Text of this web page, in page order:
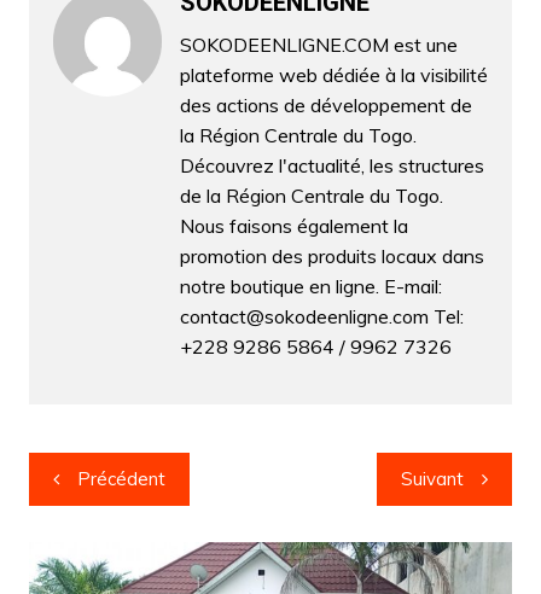
b
o
o
A
p
p
dI
n
e
n
g
er
a
m
g
er
SOKODEENLIGNE.COM est une
plateforme web dédiée à la visibilité
des actions de développement de
la Région Centrale du Togo.
Découvrez l'actualité, les structures
de la Région Centrale du Togo.
Nous faisons également la
promotion des produits locaux dans
notre boutique en ligne. E-mail:
contact@sokodeenligne.com Tel:
+228 9286 5864 / 9962 7326
Navigation
de
Précédent Suivant